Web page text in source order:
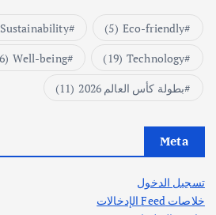
Eco-friendly
(5)
Sustainability
Technology
(19)
Well-being
(6)
بطولة كأس العالم 2026
(11)
Meta
تسجيل الدخول
خلاصات Feed الإدخالات